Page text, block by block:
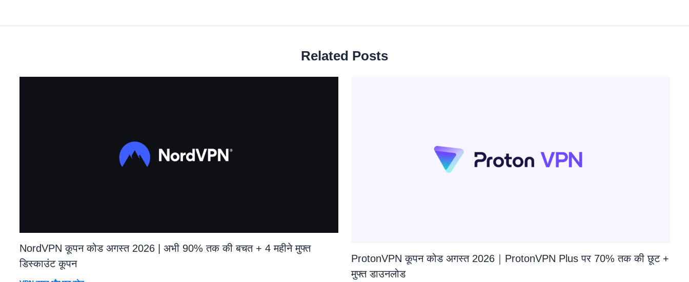
Related Posts
NordVPN कूपन कोड अगस्त 2026 | अभी 90% तक की बचत + 4 महीने मुफ्त
डिस्काउंट कूपन
ProtonVPN कूपन कोड अगस्त 2026｜ProtonVPN Plus पर 70% तक की छूट +
मुफ्त डाउनलोड